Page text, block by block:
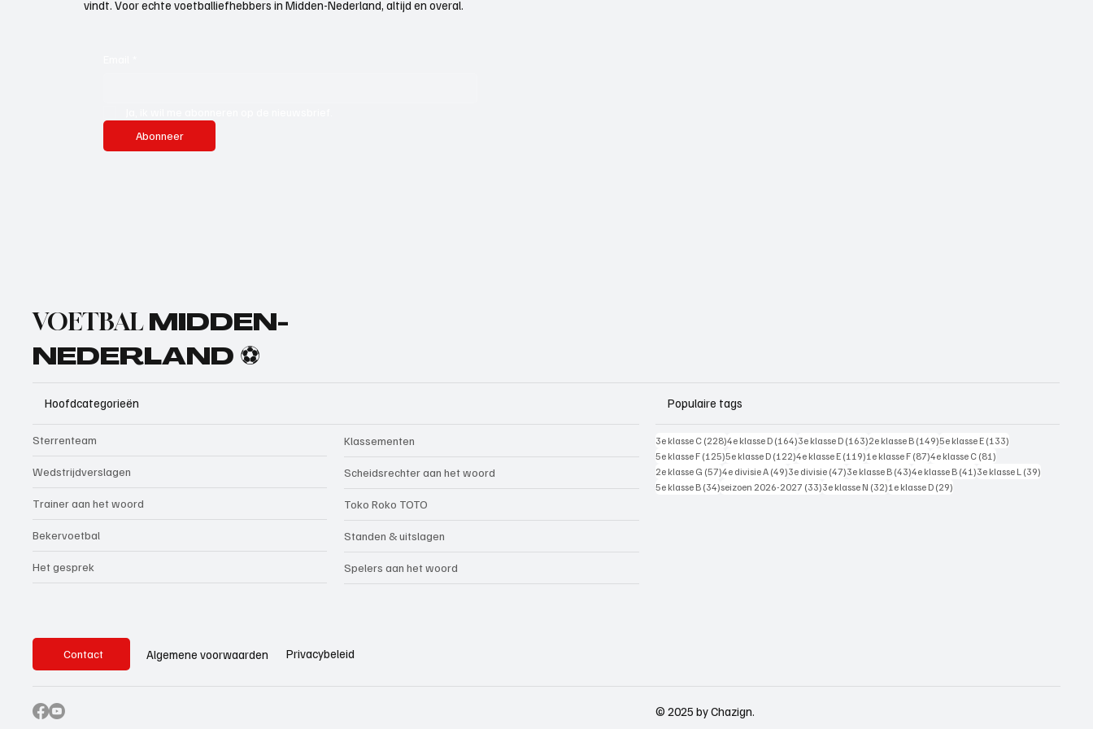
vindt. Voor echte voetballiefhebbers in Midden-Nederland, altijd en overal.
Abonneer
VOETBAL MIDDEN-
NEDERLAND ⚽
Hoofdcategorieën
Sterrenteam
Wedstrijdverslagen
Trainer aan het woord
Bekervoetbal
Het gesprek
Klassementen
Scheidsrechter aan het woord
Toko Roko TOTO
Standen & uitslagen
Spelers aan het woord
Populaire tags
3e klasse C (228)228 posts
4e klasse D (164)164 posts
3e klasse D (163)163 posts
2e klasse B (149)149 posts
5e klasse E (133)
5e klasse F (125)125 posts
5e klasse D (122)122 posts
4e klasse E (119)119 posts
1e klasse F (87)87 posts
4e klasse C (81)
2e klasse G (57)57 posts
4e divisie A (49)49 posts
3e divisie (47)47 posts
3e klasse B (43)43 posts
4e klasse B (41)41 posts
3e klasse L (39)
5e klasse B (34)34 posts
seizoen 2026-2027 (33)33 posts
3e klasse N (32)32 posts
1e klasse D (29)
Contact Algemene voorwaarden Privacybeleid
© 2025 by Chazign.